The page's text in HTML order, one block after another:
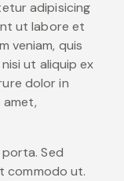
adipisicing
ut labore et
veniam, quis
ut aliquip ex
dolor in
Sed
commodo ut.